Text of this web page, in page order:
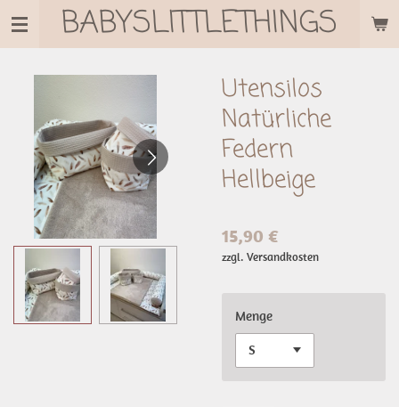
Zum
HauptinhaltBABYSLITTLETHINGS
Utensilos
Natürliche
Federn
Hellbeige
15,90 €
zzgl. Versandkosten
Menge